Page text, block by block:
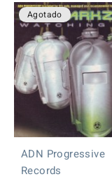
Agotado
ADN Progressive
Records